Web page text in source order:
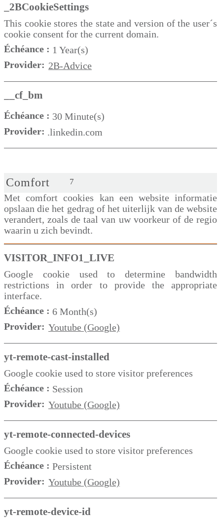
_2BCookieSettings
This cookie stores the state and version of the user´s
cookie consent for the current domain.
Échéance : 1 Year(s)
Provider: 2B-Advice
__cf_bm
Échéance : 30 Minute(s)
Provider: .linkedin.com
Comfort 7
Met comfort cookies kan een website informatie
opslaan die het gedrag of het uiterlijk van de website
verandert, zoals de taal van uw voorkeur of de regio
waarin u zich bevindt.
VISITOR_INFO1_LIVE
Google cookie used to determine bandwidth
restrictions in order to provide the appropriate
interface.
Échéance : 6 Month(s)
Provider: Youtube (Google)
yt-remote-cast-installed
Google cookie used to store visitor preferences
Échéance : Session
Provider: Youtube (Google)
yt-remote-connected-devices
Google cookie used to store visitor preferences
Échéance : Persistent
Provider: Youtube (Google)
yt-remote-device-id